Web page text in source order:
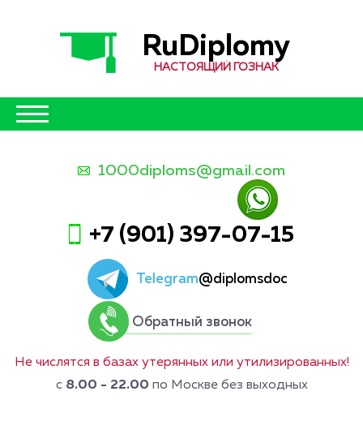
RuDiplomy
НАСТОЯЩИЙ ГОЗНАК
1000diploms@gmail.com
+7 (901) 397-07-15
Telegram@diplomsdoc
Обратный звонок
Не числятся в базах утерянных или утилизированных!
с 8.00 - 22.00 по Москве без выходных